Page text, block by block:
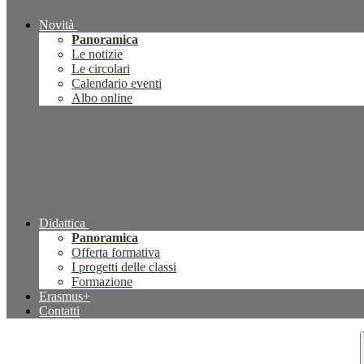
Novità
Panoramica
Le notizie
Le circolari
Calendario eventi
Albo online
Didattica
Panoramica
Offerta formativa
I progetti delle classi
Formazione
Erasmus+
Contatti